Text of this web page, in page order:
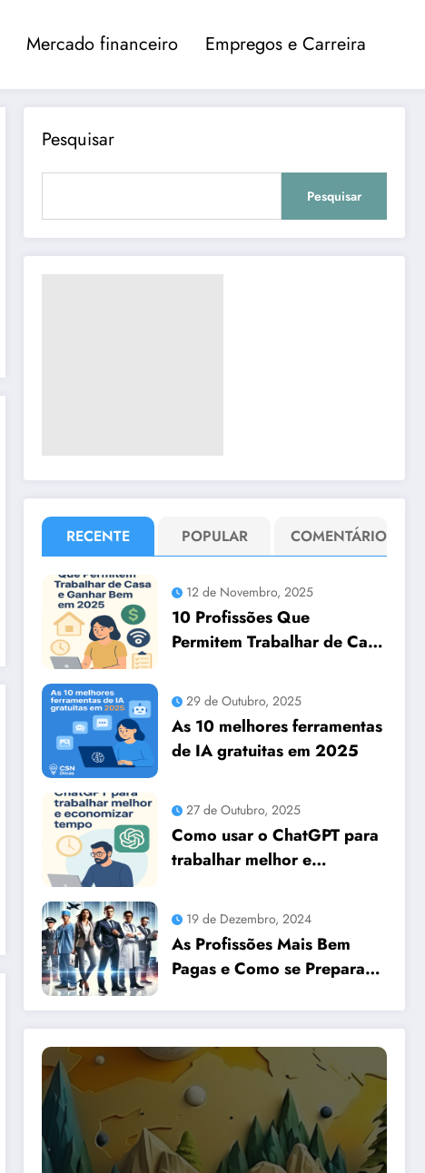
Mercado financeiro Empregos e Carreira
Pesquisar
Pesquisar
RECENTE POPULAR COMENTÁRIO
12 de Novembro, 2025
10 Profissões Que
Permitem Trabalhar de Casa
29 de Outubro, 2025
As 10 melhores ferramentas
de IA gratuitas em 2025
27 de Outubro, 2025
Como usar o ChatGPT para
trabalhar melhor e
19 de Dezembro, 2024
As Profissões Mais Bem
Pagas e Como se Preparar
Essenciais